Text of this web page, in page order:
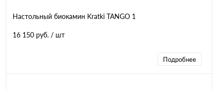
Настольный биокамин Kratki TANGO 1
16 150 руб. / шт
Подробнее